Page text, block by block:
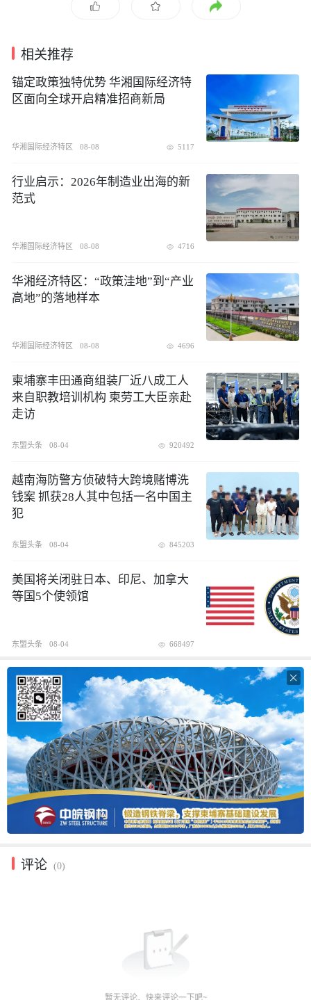
相关推荐
锚定政策独特优势 华湘国际经济特
区面向全球开启精准招商新局
华湘国际经济特区 08-08 5117
行业启示：2026年制造业出海的新
范式
华湘国际经济特区 08-08 4716
华湘经济特区：“政策洼地”到“产业
高地”的落地样本
华湘国际经济特区 08-08 4696
柬埔寨丰田通商组装厂近八成工人
来自职教培训机构 柬劳工大臣亲赴
走访
东盟头条 08-04 920492
越南海防警方侦破特大跨境赌博洗
钱案 抓获28人其中包括一名中国主
犯
东盟头条 08-04 845203
美国将关闭驻日本、印尼、加拿大
等国5个使领馆
东盟头条 08-04 668497

评论 (0)